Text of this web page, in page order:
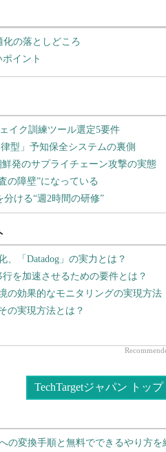
の落としどころ
イント
「Datadog」の実力とは？
を加速させるための要件とは？
の効果的なモニタリングの実現方法
の実現方法とは？
TechTargetジャパン トップ
の変換手順と無料でできるやり方を